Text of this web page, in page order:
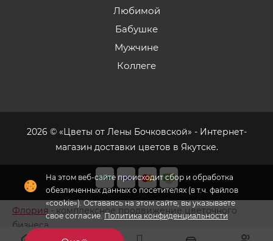
На этом веб-сайте происходит сбор и обработка
обезличенных данных о посетителях (в т.ч. файлов
«cookie»). Оставаясь на этом сайте, вы указываете
свое согласие.Политика конфиденциальности
Любимой
Бабушке
Мужчине
Коллеге
2026 © «Цветы от Лены Бочковской» - Интернет-
магазин доставки цветов в Якутске.
Флория - комплексное продвижение цветочного
бизнеса